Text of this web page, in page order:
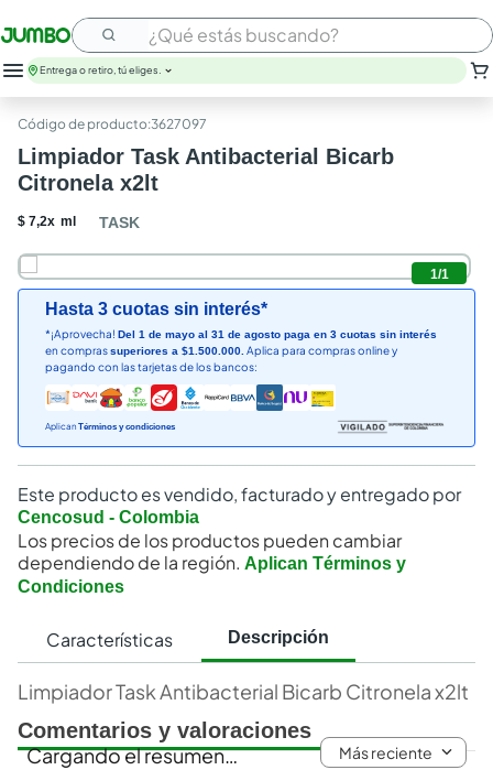
¿Qué estás buscando?
huevos
arroz
papel higienico
galletas
nutribela
pollo
Entrega o retiro, tú eliges.
:3627097
Limpiador Task Antibacterial Bicarb
Citronela x2lt
$ 7,2x ml TASK
1/1
Hasta 3 cuotas sin interés*
*¡Aprovecha! Del 1 de mayo al 31 de agosto paga en 3 cuotas sin interés
en comprassuperiores a $1.500.000. Aplica para compras online y
pagando con las tarjetas de los bancos:
Aplican Términos y condiciones
Este producto es vendido, facturado y entregado por
Cencosud - Colombia
Los precios de los productos pueden cambiar
dependiendo de la región. Aplican Términos y
Condiciones
Características Descripción
Limpiador Task Antibacterial Bicarb Citronela x2lt
Comentarios y valoraciones
Cargando el resumen… Más reciente